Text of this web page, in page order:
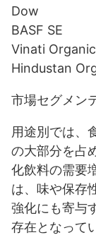
Dow
BASF SE
Vinati
Hindustan
市場セグメン
用途別では、
の大部分を占
化飲料の需要
は、味や保存
強化にも寄与
存在となって